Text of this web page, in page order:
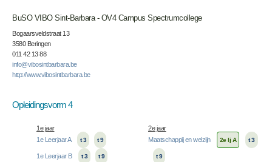
BuSO VIBO Sint-Barbara - OV4 Campus Spectrumcollege
Bogaarsveldstraat 13
3580 Beringen
011 42 13 88
info@vibosintbarbara.be
http://www.vibosintbarbara.be
Opleidingsvorm 4
1e jaar
2e jaar
1e Leerjaar A
t 3 t 9
1e Leerjaar B t 3 t 9
Maatschappij en welzijn 2e lj A t 3
t 9